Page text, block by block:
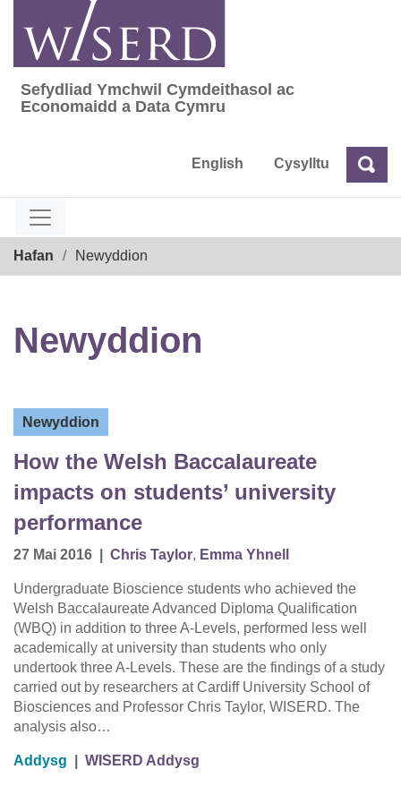
content
Sefydliad Ymchwil Cymdeithasol ac
Sefydliad Ymchwil Cymdeithasol ac
Economaidd a Data Cymru
English Cysylltu Chwilio
Hafan Newyddion
Newyddion
Newyddion
How the Welsh Baccalaureate
impacts on students’ university
performance
27 Mai 2016 Chris Taylor, Emma Yhnell
Undergraduate Bioscience students who achieved the
Welsh Baccalaureate Advanced Diploma Qualification
(WBQ) in addition to three A-Levels, performed less well
academically at university than students who only
undertook three A-Levels. These are the findings of a study
carried out by researchers at Cardiff University School of
Biosciences and Professor Chris Taylor, WISERD. The
analysis also…
Addysg WISERD Addysg